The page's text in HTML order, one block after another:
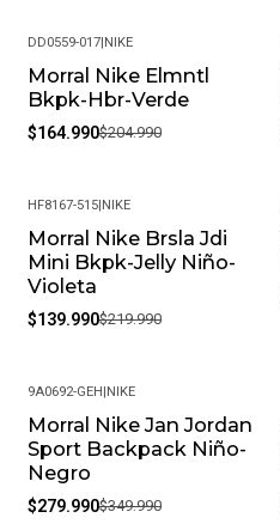
-20%
DD0559-017| NIKE
Morral Nike Elmntl
Bkpk-Hbr-Verde
$164.990$204.990
-36%
HF8167-515| NIKE
Morral Nike Brsla Jdi
Mini Bkpk-Jelly Niño-
Violeta
$139.990$219.990
-20%
9A0692-GEH NIKE
Morral Nike Jan Jordan
Sport Backpack Niño-
Negro
$279.990$349.990